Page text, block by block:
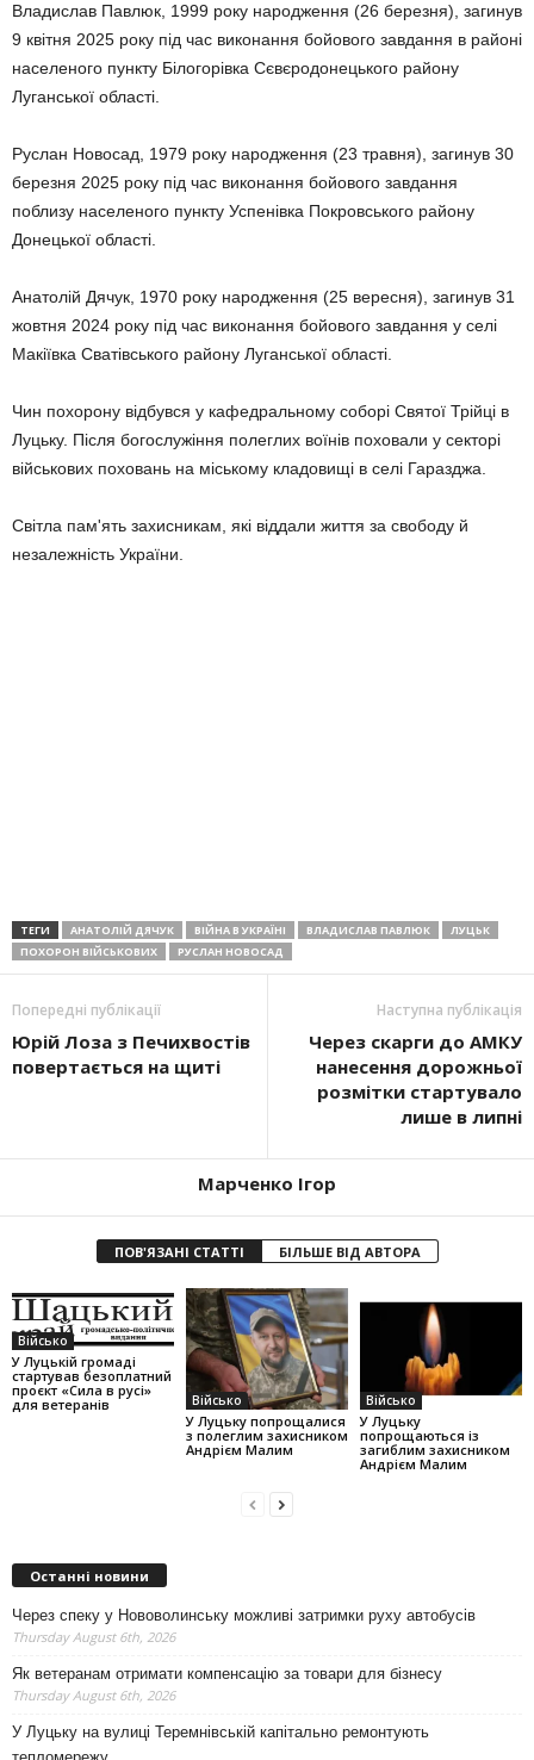
Владислав Павлюк, 1999 року народження (26 березня), загинув
9 квітня 2025 року під час виконання бойового завдання в районі
населеного пункту Білогорівка Сєвєродонецького району
Луганської області.
Руслан Новосад, 1979 року народження (23 травня), загинув 30
березня 2025 року під час виконання бойового завдання
поблизу населеного пункту Успенівка Покровського району
Донецької області.
Анатолій Дячук, 1970 року народження (25 вересня), загинув 31
жовтня 2024 року під час виконання бойового завдання у селі
Макіївка Сватівського району Луганської області.
Чин похорону відбувся у кафедральному соборі Святої Трійці в
Луцьку. Після богослужіння полеглих воїнів поховали у секторі
військових поховань на міському кладовищі в селі Гаразджа.
Світла пам'ять захисникам, які віддали життя за свободу й
незалежність України.
ТЕГИ АНАТОЛІЙ ДЯЧУК ВІЙНА В УКРАЇНІ ВЛАДИСЛАВ ПАВЛЮК
ЛУЦЬК
ПОХОРОН ВІЙСЬКОВИХ
РУСЛАН НОВОСАД
Попередні публікації
Юрій Лоза з Печихвостів
повертається на щиті
Наступна публікація
Через скарги до АМКУ
нанесення дорожньої
розмітки стартувало
лише в липні
Марченко Ігор
ПОВ'ЯЗАНІ СТАТТІ БІЛЬШЕ ВІД АВТОРА
Військо
У Луцькій громаді
стартував безоплатний
проєкт «Сила в русі»
для ветеранів
Військо
У Луцьку попрощалися
з полеглим захисником
Андрієм Малим
Військо
У Луцьку
попрощаються із
загиблим захисником
Андрієм Малим
Останні новини
Через спеку у Нововолинську можливі затримки руху автобусів
Thursday August 6th, 2026
Як ветеранам отримати компенсацію за товари для бізнесу
Thursday August 6th, 2026
У Луцьку на вулиці Теремнівській капітально ремонтують